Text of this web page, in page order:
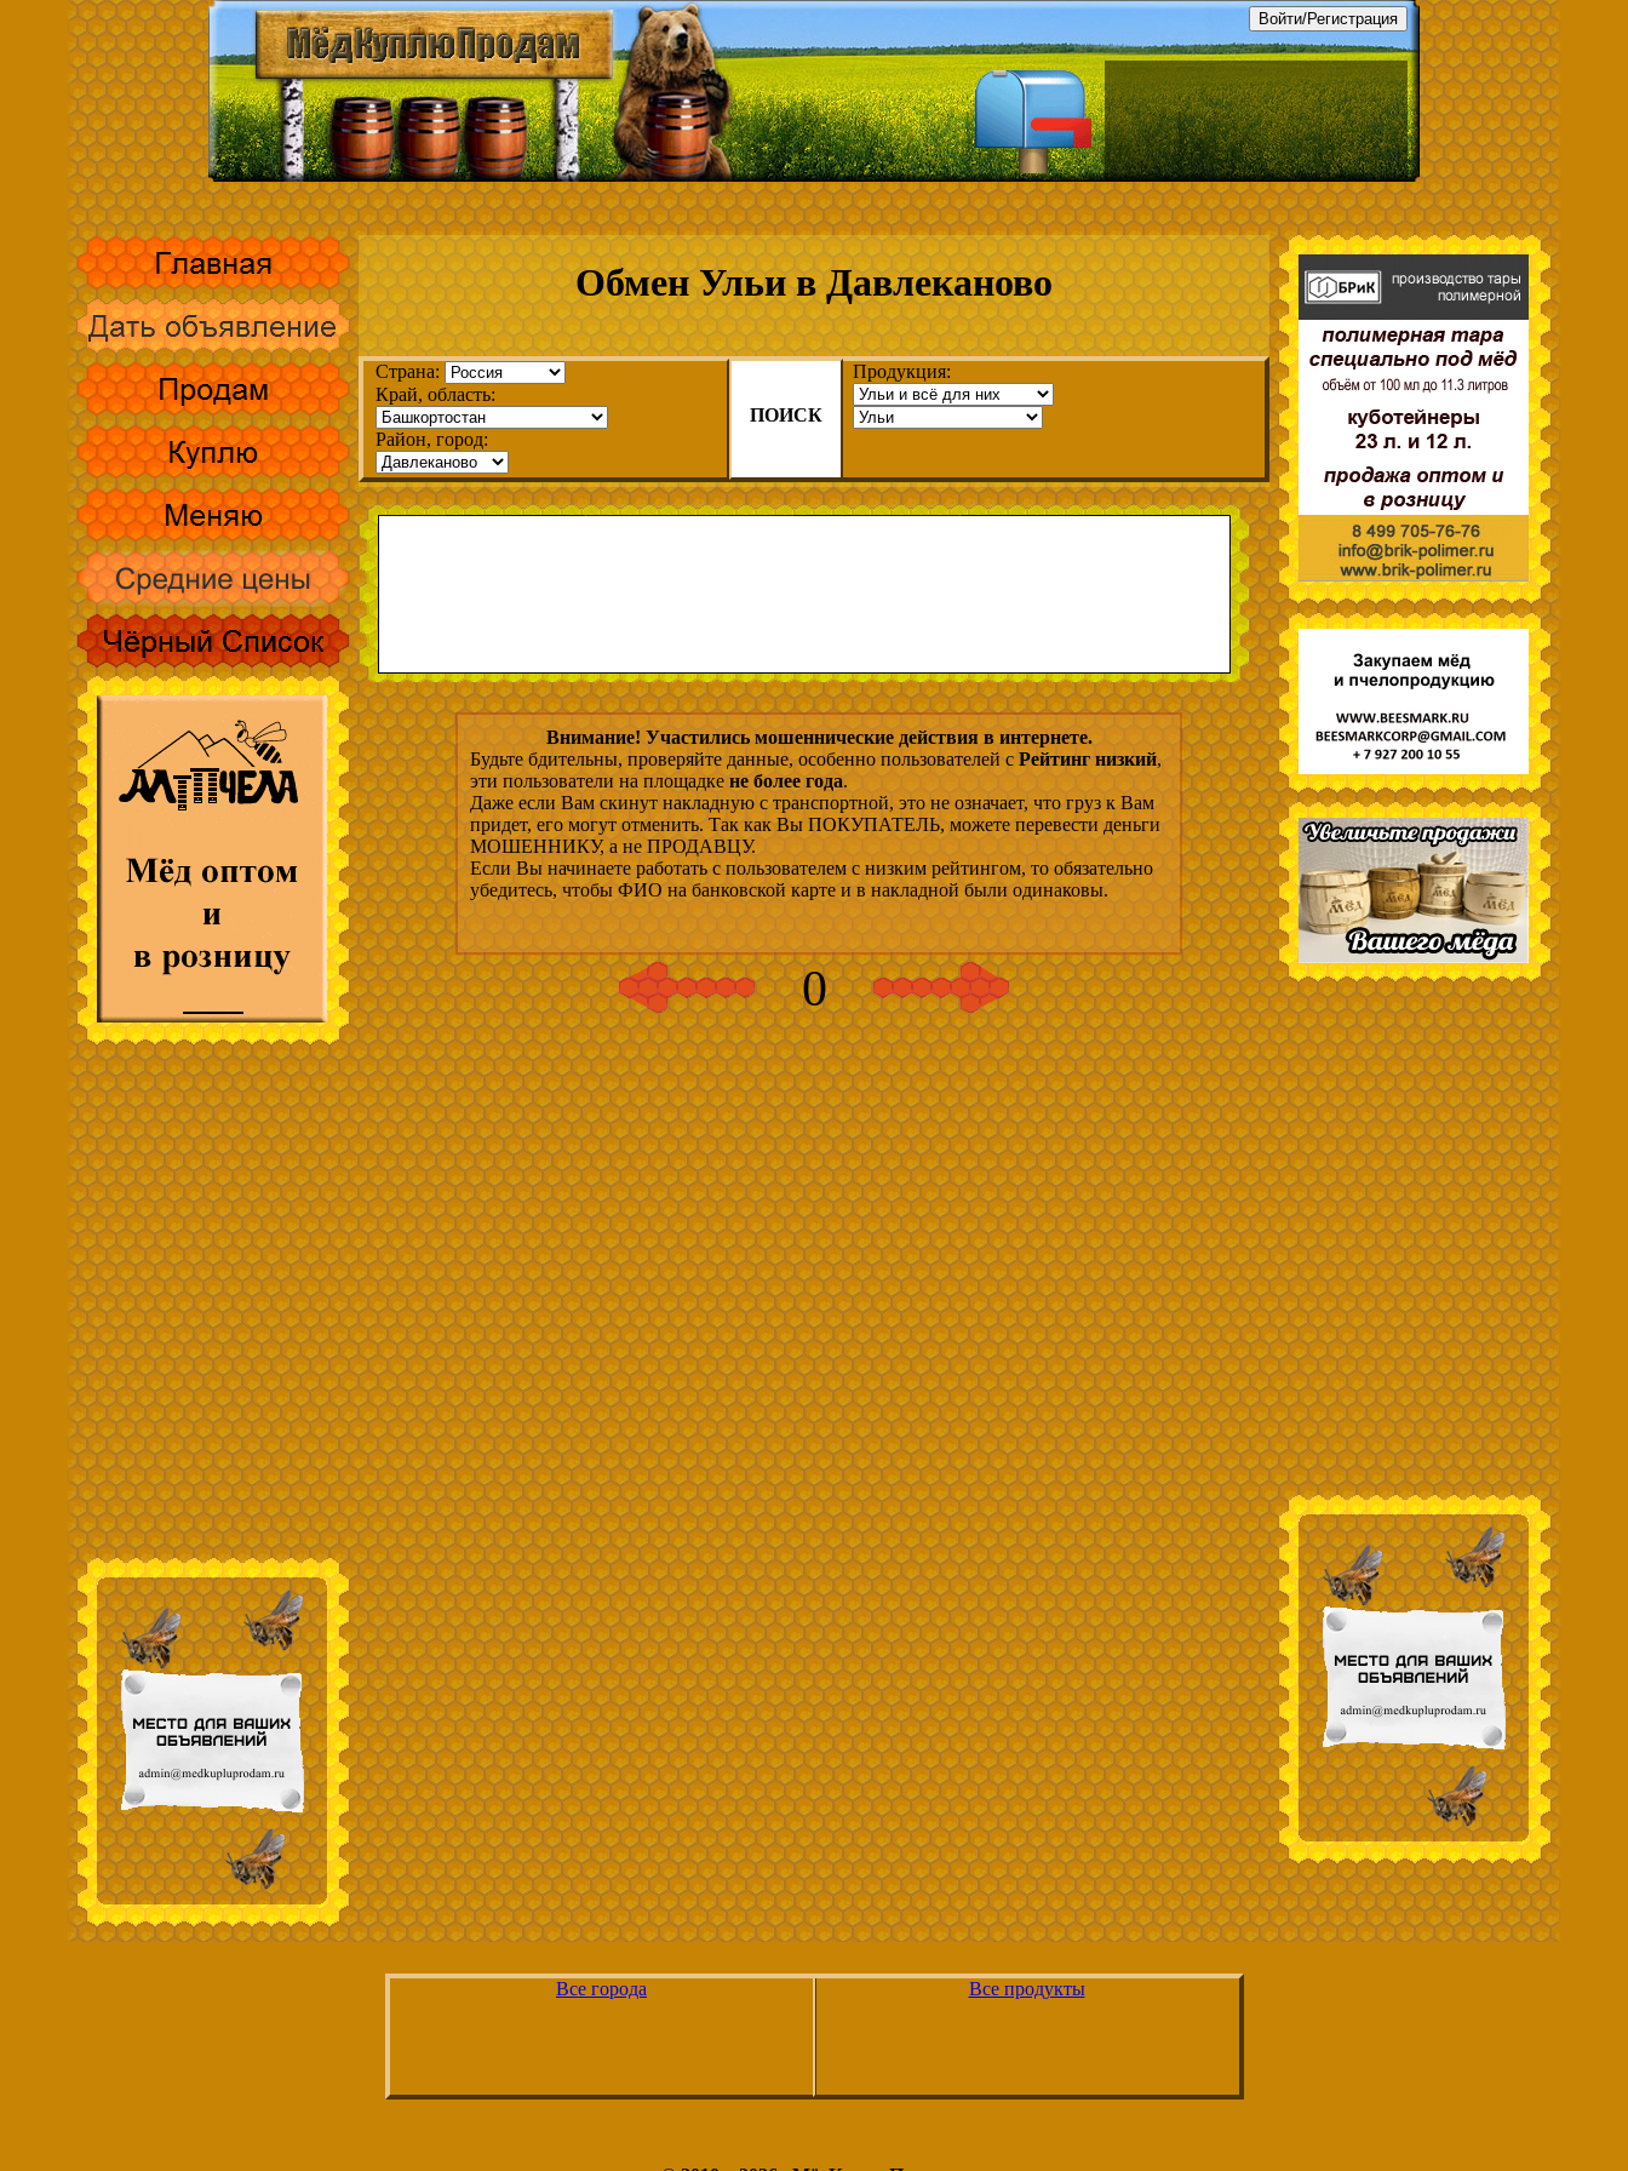
Обмен Ульи в Давлеканово
Страна:
Край, область:
Район, город:
Продукция:
ПОИСК
Внимание! Участились мошеннические действия в интернете.
Будьте бдительны, проверяйте данные, особенно пользователей с Рейтинг низкий,
эти пользователи на площадке не более года.
Даже если Вам скинут накладную с транспортной, это не означает, что груз к Вам
придет, его могут отменить. Так как Вы ПОКУПАТЕЛЬ, можете перевести деньги
МОШЕННИКУ, а не ПРОДАВЦУ.
Если Вы начинаете работать с пользователем с низким рейтингом, то обязательно
убедитесь, чтобы ФИО на банковской карте и в накладной были одинаковы.
0
Все города Все продукты